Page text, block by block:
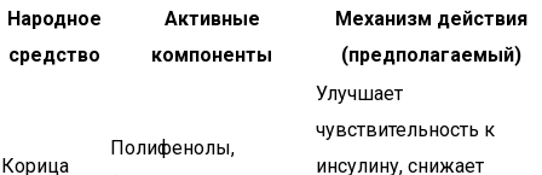
Народное
средство
Активные
компоненты
Механизм действия
(предполагаемый)
Корица
Полифенолы,
Улучшает
чувствительность к
инсулину, снижает